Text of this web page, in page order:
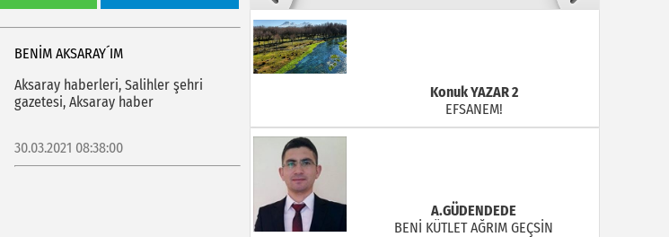
BENİM AKSARAY´IM
Aksaray haberleri, Salihler şehri
gazetesi, Aksaray haber
30.03.2021 08:38:00
Konuk YAZAR 2
EFSANEM!
A.GÜDENDEDE
BENİ KÜTLET AĞRIM GEÇSİN